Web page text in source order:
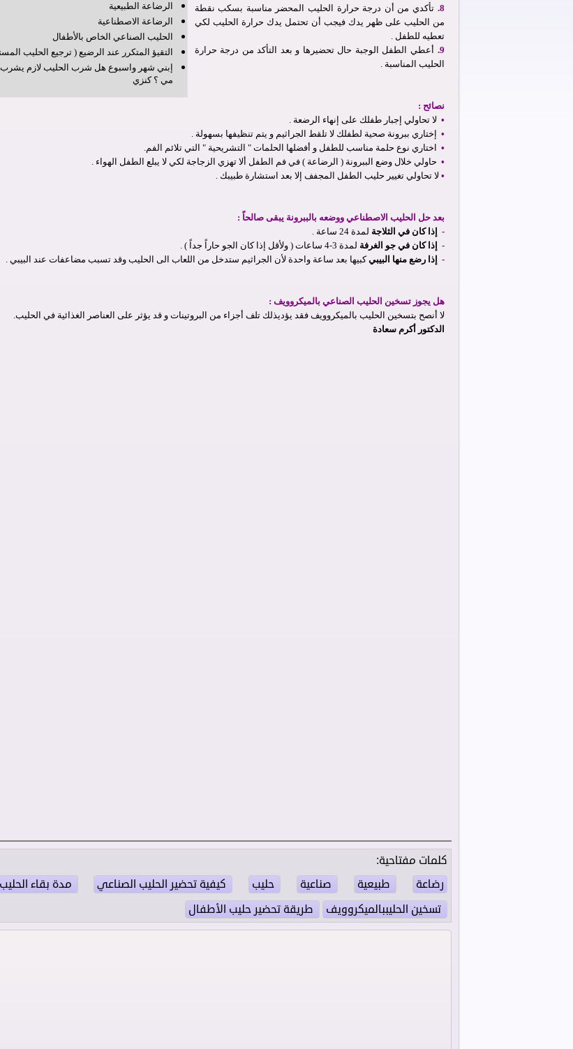
الرضاعة الطبيعية
الرضاعة الاصطناعية
الحليب الصناعي الخاص بالأطفال
التقيؤ المتكرر عند الرضيع ( ترجيع الحليب
إبني شهر واسبوع هل شرب الحليب لازم يشرب
مي ؟ كنزي
8. تأكدي من أن درجة حرارة الحليب المحضر مناسبة بسكب نقطة
من الحليب على ظهر يدك فيجب أن تحتمل يدك حرارة الحليب لكي
تعطيه للطفل .
9.
أعطي الطفل الوجبة حال تحضيرها و بعد التأكد من درجة حرارة
الحليب المناسبة .
نصائح :
• لا تحاولي إجبار طفلك على إنهاء الرضعة .
• إختاري ببرونة صحية لطفلك لا تلقط الجراثيم و يتم تنظيفها بسهولة .
• اختاري نوع حلمة مناسب للطفل و أفضلها الحلمات " التشريحية " التي تلائم الفم.
• حاولي خلال وضع الببرونة ( الرضاعة ) في فم الطفل ألا تهزي الزجاجة لكي لا يبلع الطفل الهواء .
• لا تحاولي تغيير حليب الطفل المجفف إلا بعد استشارة طبيبك .
بعد حل الحليب الاصطناعي ووضعه بالببرونة يبقى صالحاً :
-
إذا كان في الثلاجة لمدة 24 ساعة .
-
إذا كان في جو الغرفة لمدة 3-4 ساعات ( ولأقل إذا كان الجو حاراً جداً ) .
-
إذا رضع منها البيبيكبيها بعد ساعة واحدة لأن الجراثيم ستدخل من اللعاب الى الحليب وقد تسبب مضاعفات عند البيبي .
هل يجوز تسخين الحليب الصناعي بالميكروويف :
لا أنصح بتسخين الحليب بالميكروويف فقد يؤديذلك تلف أجزاء من البروتينات و قد يؤثر على العناصر الغذائية في الحليب.
الدكتور أكرم سعادة
كلمات مفتاحية: